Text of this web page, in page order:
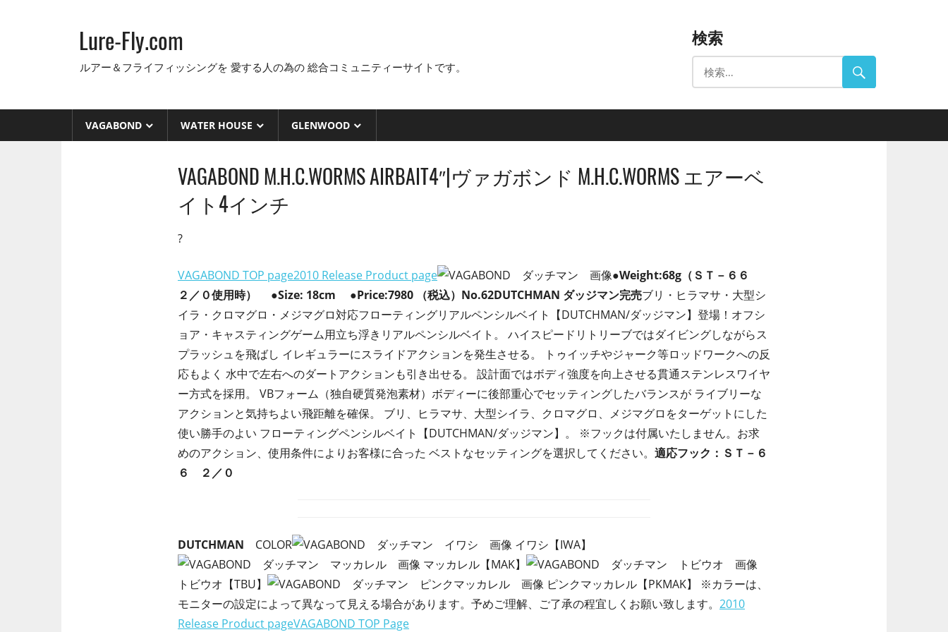
Lure-Fly.com
ルアー＆フライフィッシングを 愛する人の為の 総合コミュニティーサイトです。
検索
VAGABOND WATER HOUSE GLENWOOD
VAGABOND M.H.C.WORMS AIRBAIT4″|ヴァガボンド M.H.C.WORMS エアーベ
イト4インチ
?
VAGABOND TOP page2010 Release Product page
●Weight:68g（ＳＴ－６６
２／０使用時） ●Size: 18cm ●Price:7980 （税込） No.62DUTCHMAN ダッジマン完売ブリ・ヒラマサ・大型シ
イラ・クロマグロ・メジマグロ対応フローティングリアルペンシルベイト【DUTCHMAN/ダッジマン】登場！オフシ
ョア・キャスティングゲーム用立ち浮きリアルペンシルベイト。 ハイスピードリトリーブではダイビングしながらス
プラッシュを飛ばし イレギュラーにスライドアクションを発生させる。 トゥイッチやジャーク等ロッドワークへの反
応もよく 水中で左右へのダートアクションも引き出せる。 設計面ではボディ強度を向上させる貫通ステンレスワイヤ
ー方式を採用。 VBフォーム（独自硬質発泡素材）ボディーに後部重心でセッティングしたバランスが ライブリーな
アクションと気持ちよい飛距離を確保。 ブリ、ヒラマサ、大型シイラ、クロマグロ、メジマグロをターゲットにした
使い勝手のよい フローティングペンシルベイト【DUTCHMAN/ダッジマン】。 ※フックは付属いたしません。お求
めのアクション、使用条件によりお客様に合った ベストなセッティングを選択してください。 適応フック：ＳＴ－６
６ ２／０
DUTCHMAN COLOR
イワシ【IWA】
マッカレル【MAK】
トビウオ【TBU】
ピンクマッカレル【PKMAK】 ※カラーは、
モニターの設定によって異なって見える場合があります。予めご理解、ご了承の程宜しくお願い致します。 2010
Release Product pageVAGABOND TOP Page